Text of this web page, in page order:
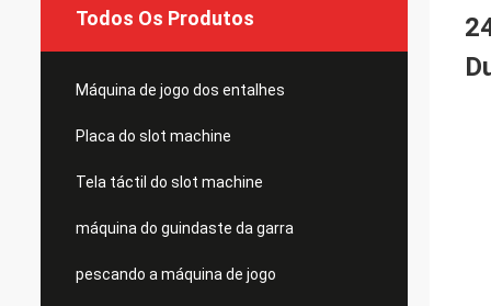
Todos Os Produtos
Máquina de jogo dos entalhes
Placa do slot machine
Tela táctil do slot machine
máquina do guindaste da garra
pescando a máquina de jogo